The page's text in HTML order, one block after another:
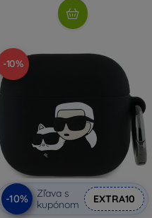
-10%
-10%
Zľava s
kupónom
EXTRA10